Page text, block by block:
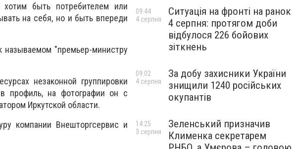
быть потребителем или
на себя, но и быть впереди
называемом "премьер-министру
незаконной группировки
профиль, на фотографии он с
Иркутской области.
компании Внешторгсервис и
Ситуація на фронті на ранок
4 серпня: протягом доби
відбулося 226 бойових
зіткнень
09:44
4 серпня
За добу захисники України
знищили 1240 російських
окупантів
09:02
4 серпня
Зеленський призначив
Клименка секретарем
14:25
3 серпня